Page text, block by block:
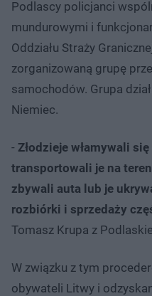
Podlascy policjanci
mundurowymi i
Oddziału Straży
zorganizowaną grupę
samochodów. Grupa
Niemiec.
- Złodzieje włamywali
transportowali je na
zbywali auta lub je
rozbiórki i sprzedaży
Tomasz Krupa z
W związku z tym
obywateli Litwy i